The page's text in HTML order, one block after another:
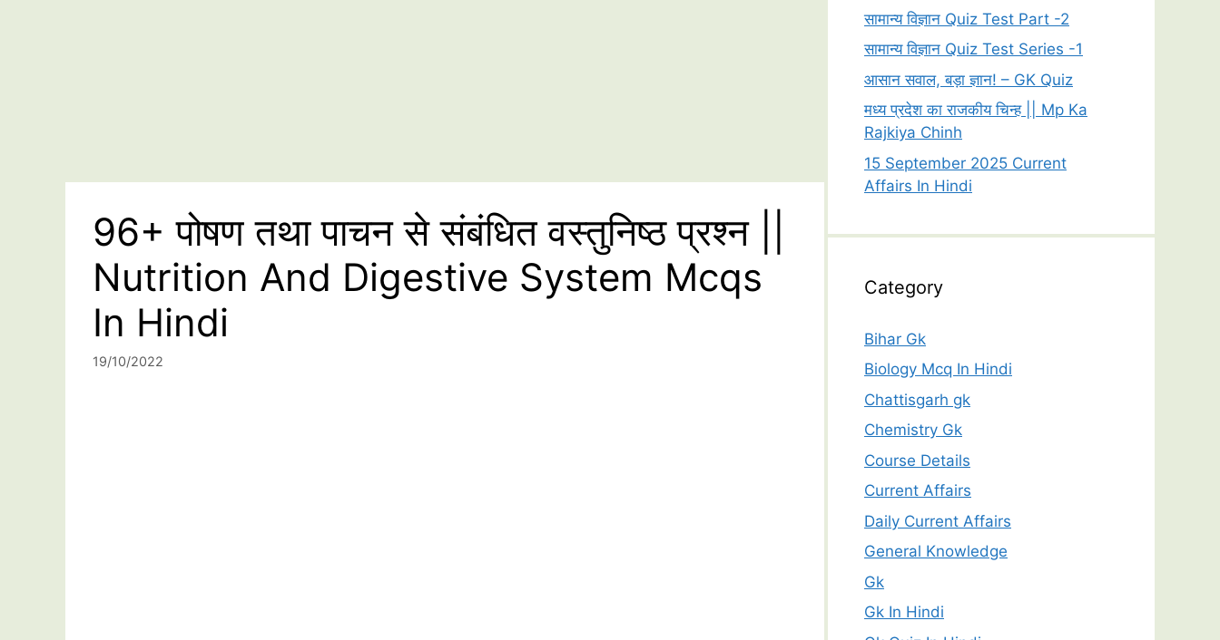
96+ पोषण तथा पाचन से संबंधित वस्तुनिष्ठ प्रश्न ||
Nutrition And Digestive System Mcqs
In Hindi
19/10/2022
सामान्य विज्ञान Quiz Test Part -2
सामान्य विज्ञान Quiz Test Series -1
आसान सवाल, बड़ा ज्ञान! – GK Quiz
मध्य प्रदेश का राजकीय चिन्ह || Mp Ka
Rajkiya Chinh
15 September 2025 Current
Affairs In Hindi
Category
Bihar Gk
Biology Mcq In Hindi
Chattisgarh gk
Chemistry Gk
Course Details
Current Affairs
Daily Current Affairs
General Knowledge
Gk
Gk In Hindi